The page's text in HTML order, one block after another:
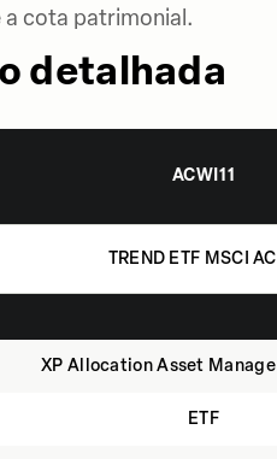
cota patrimonial.
detalhada
ACWI11
TREND ETF MSCI
XP Allocation Asset
ETF